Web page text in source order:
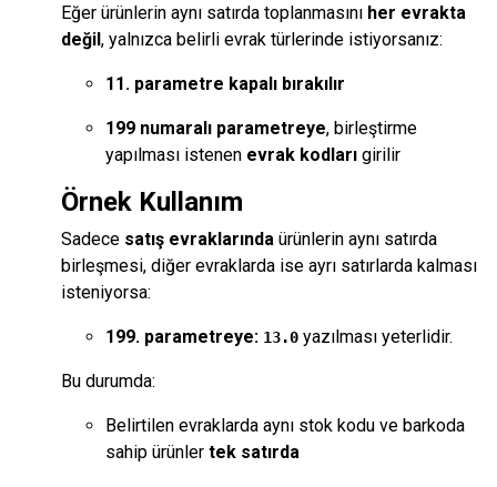
Eğer ürünlerin aynı satırda toplanmasını her evrakta
değil, yalnızca belirli evrak türlerinde istiyorsanız:
11. parametre kapalı bırakılır
199 numaralı parametreye, birleştirme
yapılması istenen evrak kodları girilir
Örnek Kullanım
Sadece satış evraklarında ürünlerin aynı satırda
birleşmesi, diğer evraklarda ise ayrı satırlarda kalması
isteniyorsa:
199. parametreye: 13.0 yazılması yeterlidir.
Bu durumda:
Belirtilen evraklarda aynı stok kodu ve barkoda
sahip ürünler tek satırda